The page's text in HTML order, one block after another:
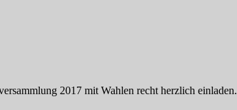
2017 mit Wahlen recht herzlich einladen.